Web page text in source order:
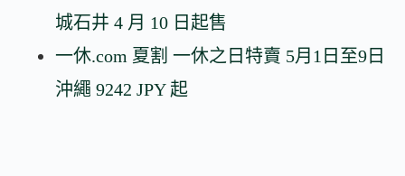
城石井 4 月 10 日起售
一休.com 夏割 一休之日特賣 5月1日至9日
沖繩 9242 JPY 起